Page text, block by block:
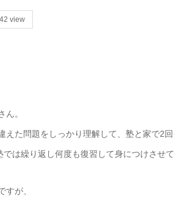
42 view
。
えた問題をしっかり理解して、塾と家で2
は繰り返し何度も復習して身につけさせて
すが、